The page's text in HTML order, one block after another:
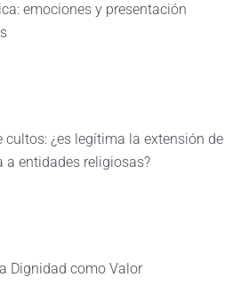
emociones y presentación
cultos: ¿es legítima la extensión de
a entidades religiosas?
Dignidad como Valor